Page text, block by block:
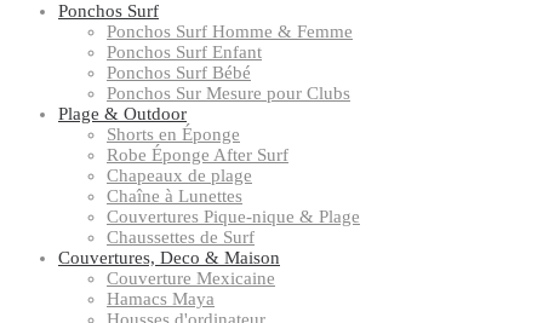
Ponchos Surf
Ponchos Surf Homme & Femme
Ponchos Surf Enfant
Ponchos Surf Bébé
Ponchos Sur Mesure pour Clubs
Plage & Outdoor
Shorts en Éponge
Robe Éponge After Surf
Chapeaux de plage
Chaîne à Lunettes
Couvertures Pique-nique & Plage
Chaussettes de Surf
Couvertures, Deco & Maison
Couverture Mexicaine
Hamacs Maya